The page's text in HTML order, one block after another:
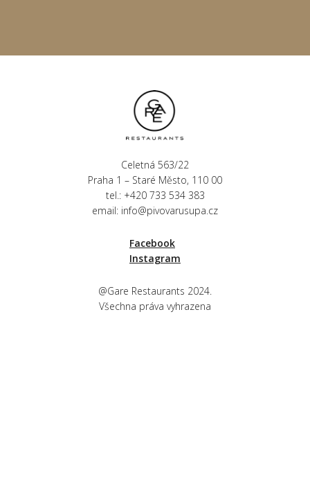
Celetná 563/22
Praha 1 – Staré Město, 110 00
tel.: +420 733 534 383
email: info@pivovarusupa.cz
Facebook
Instagram
@Gare Restaurants 2024.
Všechna práva vyhrazena